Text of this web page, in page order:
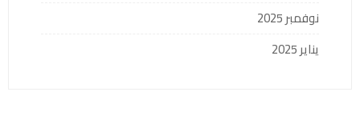
نوفمبر 2025
يناير 2025